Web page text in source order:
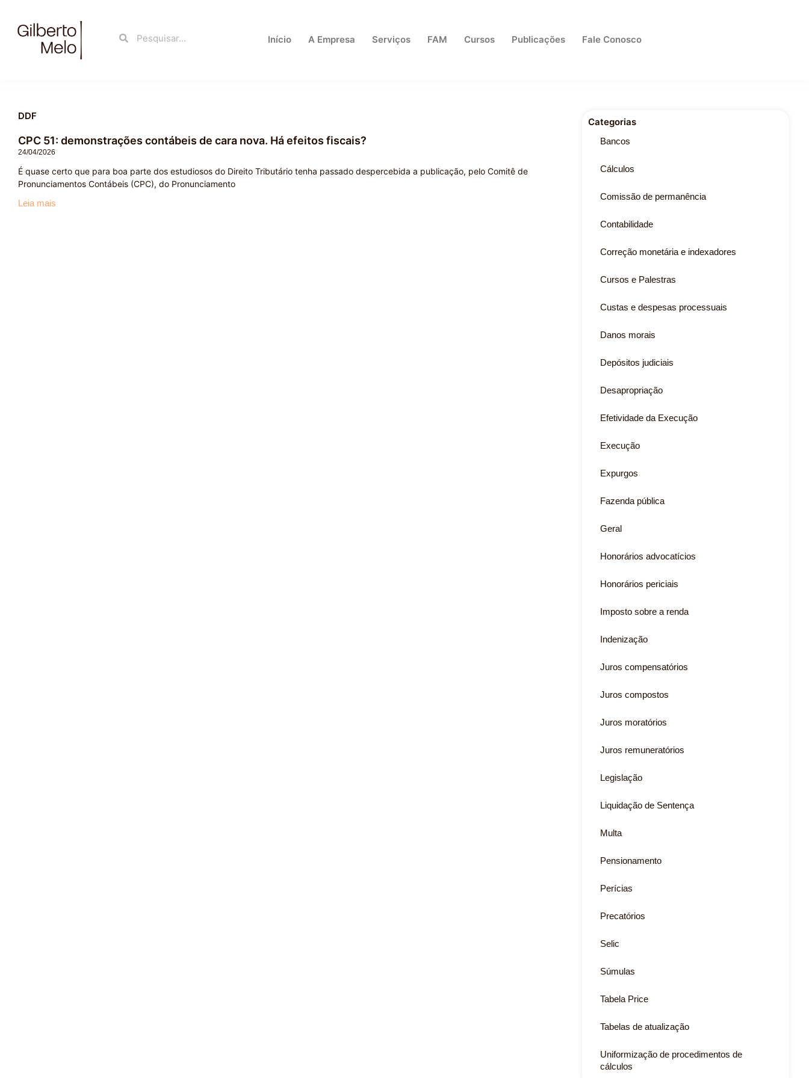
SearchSearch
Início A Empresa Serviços FAM Cursos Publicações Fale Conosco
DDF
CPC 51: demonstrações contábeis de cara nova. Há efeitos fiscais?
24/04/2026
É quase certo que para boa parte dos estudiosos do Direito Tributário tenha passado despercebida a publicação, pelo Comitê de
Pronunciamentos Contábeis (CPC), do Pronunciamento
Leia mais
Categorias
Bancos
Cálculos
Comissão de permanência
Contabilidade
Correção monetária e indexadores
Cursos e Palestras
Custas e despesas processuais
Danos morais
Depósitos judiciais
Desapropriação
Efetividade da Execução
Execução
Expurgos
Fazenda pública
Geral
Honorários advocatícios
Honorários periciais
Imposto sobre a renda
Indenização
Juros compensatórios
Juros compostos
Juros moratórios
Juros remuneratórios
Legislação
Liquidação de Sentença
Multa
Pensionamento
Perícias
Precatórios
Selic
Súmulas
Tabela Price
Tabelas de atualização
Uniformização de procedimentos de
cálculos